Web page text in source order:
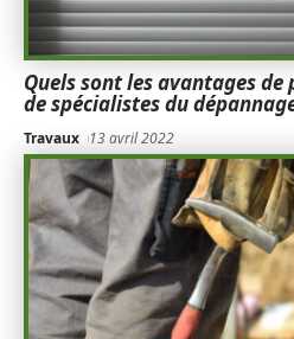
Quels sont les avantages de
de spécialistes du
Travaux 13 avril 2022